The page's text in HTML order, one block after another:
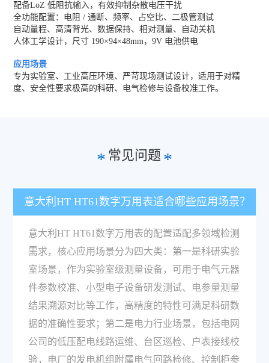
配备LoZ 低阻抗输入，有效抑制杂散电压干扰
全功能配置：电阻 / 通断、频率、占空比、二极管测试
自动量程、高清背光、数据保持、相对测量、自动关机
人体工学设计，尺寸 190×94×48mm，9V 电池供电
应用场景
专为实验室、工业高压环境、严苛现场测试设计，适用于对精
度、安全性要求极高的科研、电气检修与设备校准工作。
* 常见问题 *
意大利HT HT61数字万用表适合哪些应用场景？
意大利HT HT61数字万用表的配置适配多领域检测
需求，核心应用场景分为四大类：第一是科研实验
室场景，作为实验室级测量设备，可用于电气元器
件参数校准、小型电子设备研发测试、电参量测量
结果溯源对比等工作，高精度的特性可满足科研数
据的准确性要求；第二是电力行业场景，包括电网
公司的低压配电线路运维、台区巡检、户表接线校
验，电厂的发电机组附属电气回路检修、控制柜参